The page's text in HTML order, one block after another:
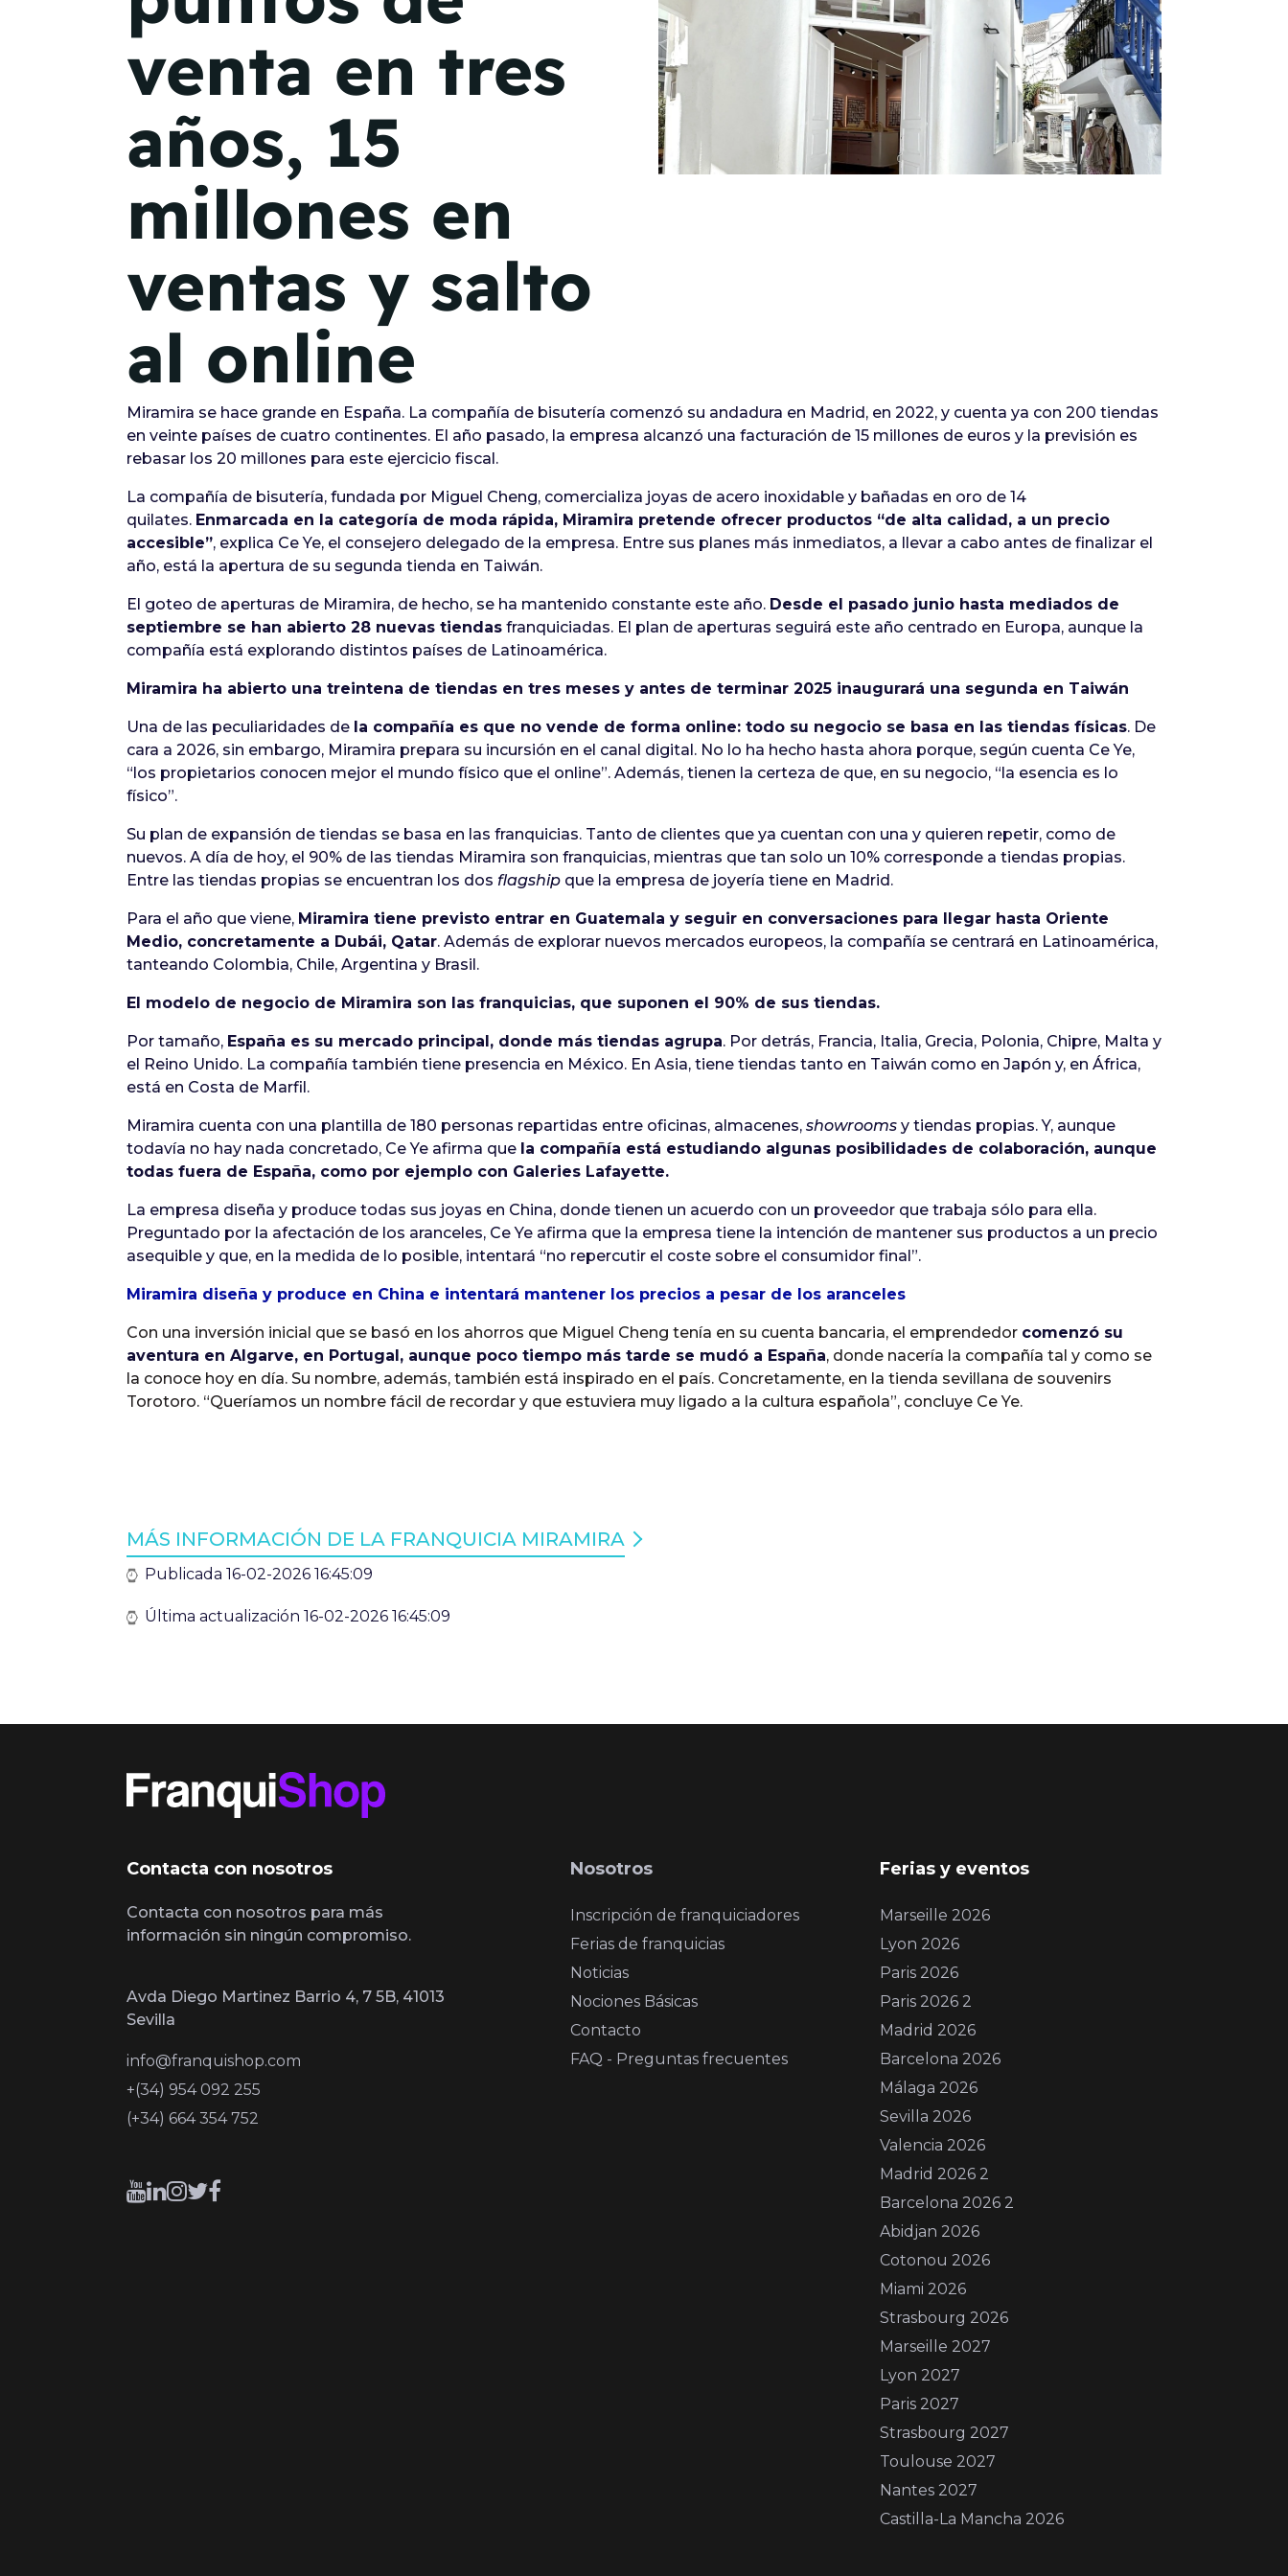
Madrid 2026 2 -
de octubre
Castilla-La Mancha
22 de octubre
Infórmate
venta en tres
años, 15
millones en
ventas y salto
al online
Miramira se hace grande en España. La compañía de bisutería comenzó su andadura en Madrid, en 2022, y cuenta ya con 200 tiendas
en veinte países de cuatro continentes. El año pasado, la empresa alcanzó una facturación de 15 millones de euros y la previsión es
rebasar los 20 millones para este ejercicio fiscal.
La compañía de bisutería, fundada por Miguel Cheng, comercializa joyas de acero inoxidable y bañadas en oro de 14
quilates. Enmarcada en la categoría de moda rápida, Miramira pretende ofrecer productos “de alta calidad, a un precio
accesible”, explica Ce Ye, el consejero delegado de la empresa. Entre sus planes más inmediatos, a llevar a cabo antes de finalizar el
año, está la apertura de su segunda tienda en Taiwán.
El goteo de aperturas de Miramira, de hecho, se ha mantenido constante este año. Desde el pasado junio hasta mediados de
septiembre se han abierto 28 nuevas tiendas franquiciadas. El plan de aperturas seguirá este año centrado en Europa, aunque la
compañía está explorando distintos países de Latinoamérica.
Miramira ha abierto una treintena de tiendas en tres meses y antes de terminar 2025 inaugurará una segunda en Taiwán
Una de las peculiaridades de la compañía es que no vende de forma online: todo su negocio se basa en las tiendas físicas. De
cara a 2026, sin embargo, Miramira prepara su incursión en el canal digital. No lo ha hecho hasta ahora porque, según cuenta Ce Ye,
“los propietarios conocen mejor el mundo físico que el online”. Además, tienen la certeza de que, en su negocio, “la esencia es lo
físico”.
Su plan de expansión de tiendas se basa en las franquicias. Tanto de clientes que ya cuentan con una y quieren repetir, como de
nuevos. A día de hoy, el 90% de las tiendas Miramira son franquicias, mientras que tan solo un 10% corresponde a tiendas propias.
Entre las tiendas propias se encuentran los dos flagship que la empresa de joyería tiene en Madrid.
Para el año que viene, Miramira tiene previsto entrar en Guatemala y seguir en conversaciones para llegar hasta Oriente
Medio, concretamente a Dubái, Qatar. Además de explorar nuevos mercados europeos, la compañía se centrará en Latinoamérica,
tanteando Colombia, Chile, Argentina y Brasil.
El modelo de negocio de Miramira son las franquicias, que suponen el 90% de sus tiendas.
Por tamaño, España es su mercado principal, donde más tiendas agrupa. Por detrás, Francia, Italia, Grecia, Polonia, Chipre, Malta y
el Reino Unido. La compañía también tiene presencia en México. En Asia, tiene tiendas tanto en Taiwán como en Japón y, en África,
está en Costa de Marfil.
Miramira cuenta con una plantilla de 180 personas repartidas entre oficinas, almacenes, showrooms y tiendas propias. Y, aunque
todavía no hay nada concretado, Ce Ye afirma que la compañía está estudiando algunas posibilidades de colaboración, aunque
todas fuera de España, como por ejemplo con Galeries Lafayette.
La empresa diseña y produce todas sus joyas en China, donde tienen un acuerdo con un proveedor que trabaja sólo para ella.
Preguntado por la afectación de los aranceles, Ce Ye afirma que la empresa tiene la intención de mantener sus productos a un precio
asequible y que, en la medida de lo posible, intentará “no repercutir el coste sobre el consumidor final”.
Miramira diseña y produce en China e intentará mantener los precios a pesar de los aranceles
Con una inversión inicial que se basó en los ahorros que Miguel Cheng tenía en su cuenta bancaria, el emprendedor comenzó su
aventura en Algarve, en Portugal, aunque poco tiempo más tarde se mudó a España, donde nacería la compañía tal y como se
la conoce hoy en día. Su nombre, además, también está inspirado en el país. Concretamente, en la tienda sevillana de souvenirs
Torotoro. “Queríamos un nombre fácil de recordar y que estuviera muy ligado a la cultura española”, concluye Ce Ye.
MÁS INFORMACIÓN DE LA FRANQUICIA MIRAMIRA
Publicada 16-02-2026 16:45:09
Última actualización 16-02-2026 16:45:09
Contacta con nosotros
Contacta con nosotros para más
información sin ningún compromiso.
Avda Diego Martinez Barrio 4, 7 5B, 41013
Sevilla
info@franquishop.com
+(34) 954 092 255
(+34) 664 354 752
Nosotros
Inscripción de franquiciadores
Ferias de franquicias
Noticias
Nociones Básicas
Contacto
FAQ - Preguntas frecuentes
Ferias y eventos
Marseille 2026
Lyon 2026
Paris 2026
Paris 2026 2
Madrid 2026
Barcelona 2026
Málaga 2026
Sevilla 2026
Valencia 2026
Madrid 2026 2
Barcelona 2026 2
Abidjan 2026
Cotonou 2026
Miami 2026
Strasbourg 2026
Marseille 2027
Lyon 2027
Paris 2027
Strasbourg 2027
Toulouse 2027
Nantes 2027
Castilla-La Mancha 2026